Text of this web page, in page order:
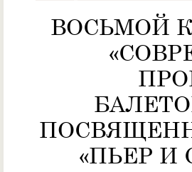
ВОСЬМОЙ
«ПЬЕР И